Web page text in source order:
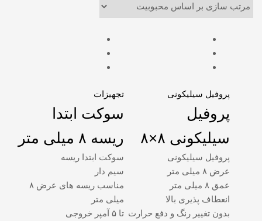
پروفیل سیلیکونی
پروفیل
سیلیکونی ۸×۸
پروفیل سیلیکونی
عرض ۸ میلی متر
عمق ۸ میلی متر
انعطاف پذیری بالا
بدون تغییر رنگ و دفع حرارت
تجهیزات
سوکت ابتدا
ریسه ۸ میلی متر
سوکت ابتدا ریسه
سیم دار
مناسب ریسه های عرض ۸
میلی متر
تا ۵ آمپر خروجی